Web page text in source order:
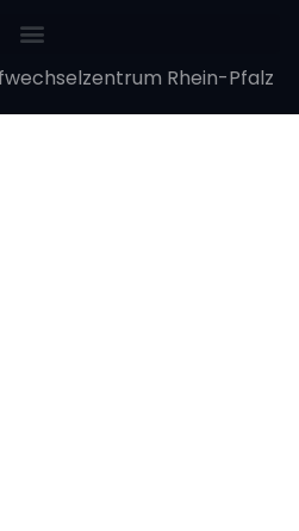
Rhein-Pfalz